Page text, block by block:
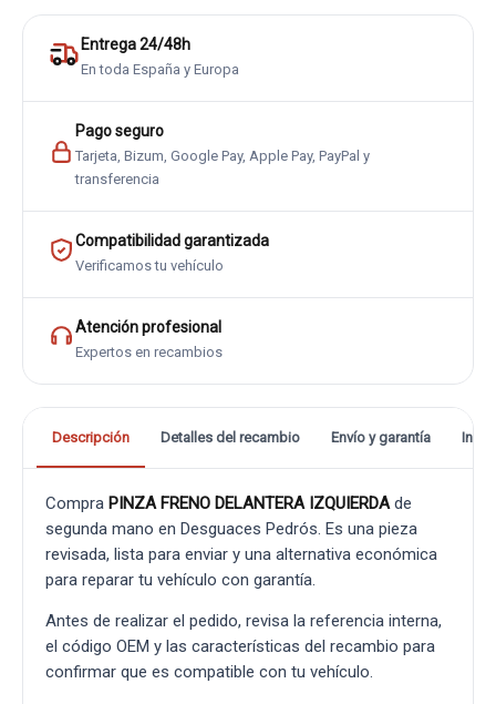
Entrega 24/48h
En toda España y Europa
Pago seguro
Tarjeta, Bizum, Google Pay, Apple Pay, PayPal y
transferencia
Compatibilidad garantizada
Verificamos tu vehículo
Atención profesional
Expertos en recambios
Descripción Detalles del recambio Envío y garantía
Compra PINZA FRENO DELANTERA IZQUIERDAde
segunda mano en Desguaces Pedrós. Es una pieza
revisada, lista para enviar y una alternativa económica
para reparar tu vehículo con garantía.
Antes de realizar el pedido, revisa la referencia interna,
el código OEM y las características del recambio para
confirmar que es compatible con tu vehículo.